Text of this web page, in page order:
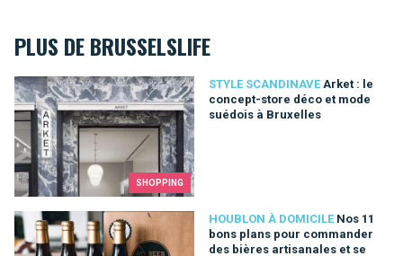
PLUS DE BRUSSELSLIFE
SHOPPING
STYLE SCANDINAVE Arket : le
concept-store déco et mode
suédois à Bruxelles
Arket : le concept-store déco et mode suédois à Bruxelles
HOUBLON À DOMICILE Nos 11
bons plans pour commander
des bières artisanales et se
Nos 11 bons plans pour commander des bières artisanales